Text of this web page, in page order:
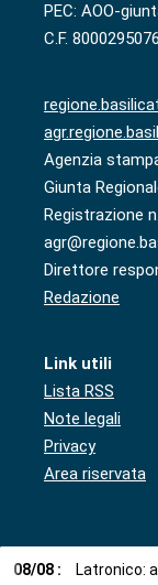
PEC: AOO-
C.F.
Agenzia
Giunta
Registrazione
Direttore
Redazione
Link utili
Lista RSS
Note legali
Privacy
Area riservata
08/08 : Latronico: